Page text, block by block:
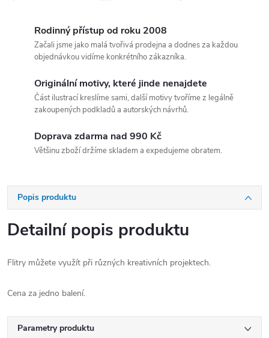
Rodinný přístup od roku 2008
Začali jsme jako malá tvořivá prodejna a dodnes za každou
objednávkou vidíme konkrétního zákazníka.
Originální motivy, které jinde nenajdete
Část ilustrací kreslíme sami, další motivy tvoříme z legálně
zakoupených podkladů a autorských návrhů.
Doprava zdarma nad 990 Kč
Většinu zboží držíme skladem a expedujeme obratem.
Popis produktu
Detailní popis produktu
Flitry můžete využít při různých kreativních projektech.
Cena za jedno balení.
Parametry produktu